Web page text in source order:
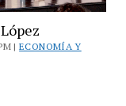
|ECONOMÍA Y